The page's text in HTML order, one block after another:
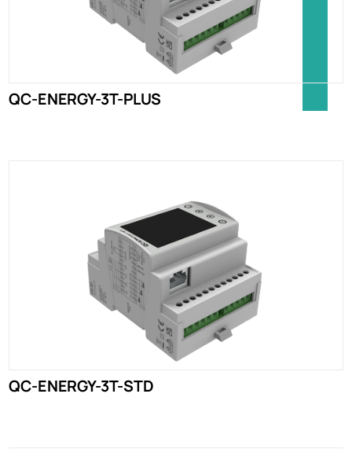
QC-ENERGY-3T-PLUS
QC-ENERGY-3T-STD